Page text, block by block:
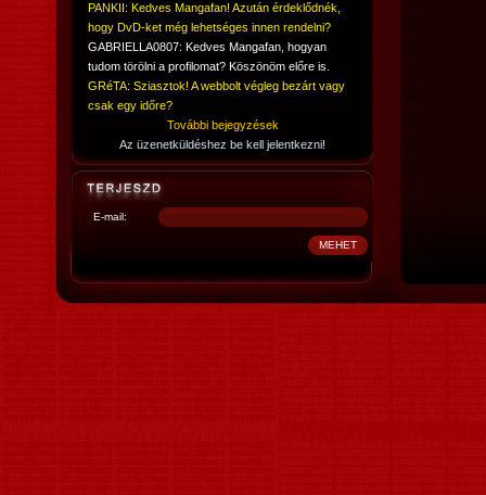
PANKII: Kedves Mangafan! Azután érdeklődnék,
hogy DvD-ket még lehetséges innen rendelni?
GABRIELLA0807: Kedves Mangafan, hogyan
tudom törölni a profilomat? Köszönöm előre is.
GRéTA: Sziasztok! A webbolt végleg bezárt vagy
csak egy időre?
További bejegyzések
Az üzenetküldéshez be kell jelentkezni!
E-mail: